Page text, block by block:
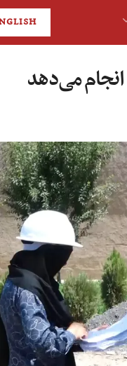
می‌دهد